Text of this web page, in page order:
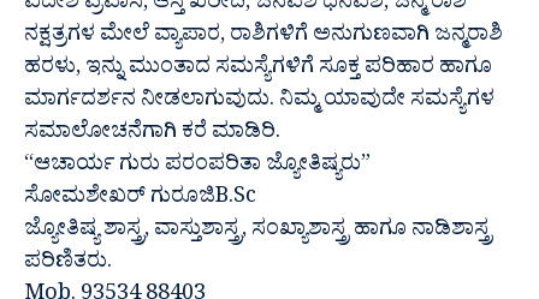
ನಕ್ಷತ್ರಗಳ ಮೇಲೆ ವ್ಯಾಪಾರ, ರಾಶಿಗಳಿಗೆ ಅನುಗುಣವಾಗಿ ಜನ್ಮರಾಶಿ
ಹರಳು, ಇನ್ನು ಮುಂತಾದ ಸಮಸ್ಯೆಗಳಿಗೆ ಸೂಕ್ತ ಪರಿಹಾರ ಹಾಗೂ
ಮಾರ್ಗದರ್ಶನ ನೀಡಲಾಗುವುದು. ನಿಮ್ಮ ಯಾವುದೇ ಸಮಸ್ಯೆಗಳ
ಸಮಾಲೋಚನೆಗಾಗಿ ಕರೆ ಮಾಡಿರಿ.
“ಆಚಾರ್ಯ ಗುರು ಪರಂಪರಿತಾ ಜ್ಯೋತಿಷ್ಯರು”
ಸೋಮಶೇಖರ್ ಗುರೂಜಿB.Sc
ಜ್ಯೋತಿಷ್ಯ ಶಾಸ್ತ್ರ, ವಾಸ್ತುಶಾಸ್ತ್ರ, ಸಂಖ್ಯಾಶಾಸ್ತ್ರ ಹಾಗೂ ನಾಡಿಶಾಸ್ತ್ರ
ಪರಿಣಿತರು.